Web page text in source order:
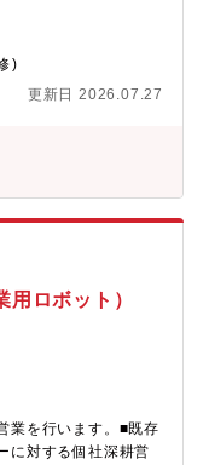
・教育研修業務
メント研修などの
）※その他の人事
）を状況を見ながら
程度） ※出社がメ
)
更新日 2026.07.27
用ロボット）
業を行います。■既存
に対する個社深耕営